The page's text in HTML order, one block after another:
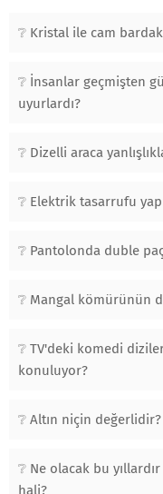
Kristal ile cam
İnsanlar geçmişten
uyurlardı?
Dizelli araca
Elektrik tasarrufu
Pantolonda duble
Mangal kömürünün
TV'deki komedi
konuluyor?
Altın niçin değerlidir?
Ne olacak bu
hali?